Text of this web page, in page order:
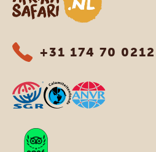
+31 174 70 0212